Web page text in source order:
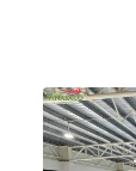
Và để
“Bể